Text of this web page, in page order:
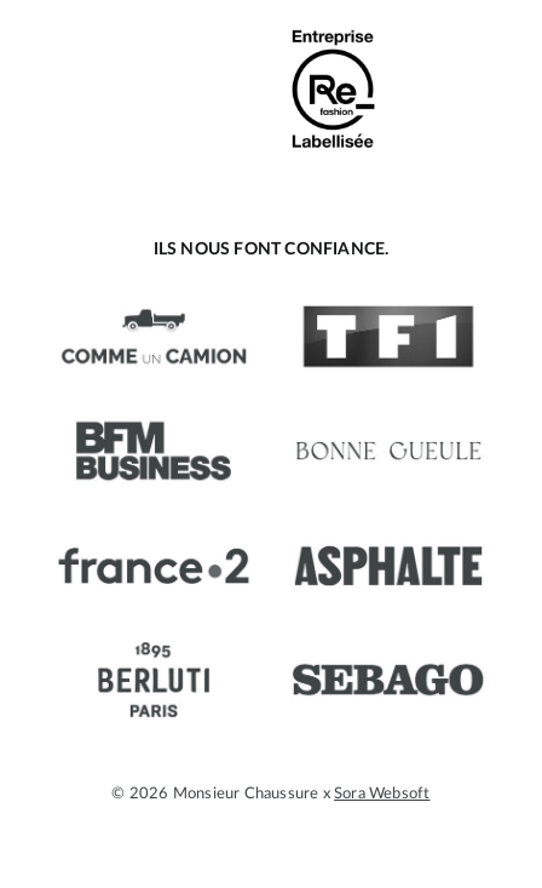
ILS NOUS FONT CONFIANCE.
© 2026 Monsieur Chaussure xSora Websoft